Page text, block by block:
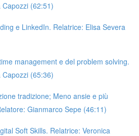
Capozzi (62:51)
e LinkedIn. Relatrice: Elisa Severa
management e del problem solving.
Capozzi (65:36)
tradizione; Meno ansie e più
Gianmarco Sepe (46:11)
Soft Skills. Relatrice: Veronica